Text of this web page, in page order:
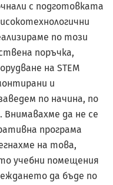
с подготовката
по този
поръчка,
на STEM
и
по начина, по
Внимавахме да не се
програма
на това,
учебни помещения
да бъде по